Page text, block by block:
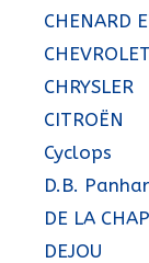
CHENARD
CHEVROLET
CHRYSLER
CITROËN
Cyclops
D.B.
DE LA
DEJOU